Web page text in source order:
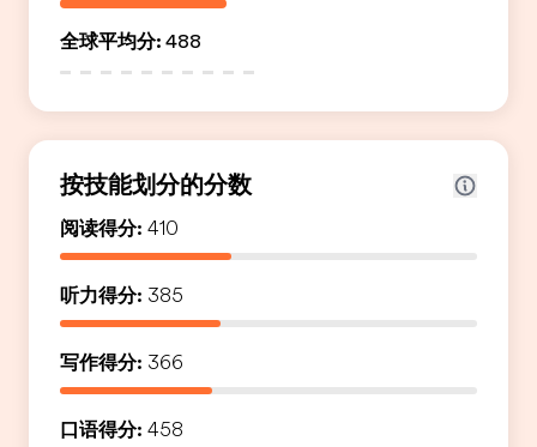
职业发展
加入我们
全球平均分: 488
按技能划分的分数
阅读得分: 410
听力得分: 385
写作得分: 366
口语得分: 458